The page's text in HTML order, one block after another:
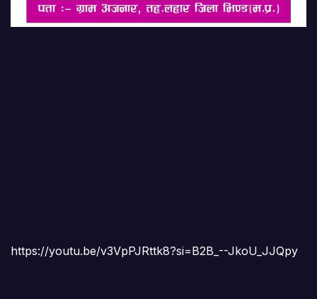
https://youtu.be/v3VpPJRttk8?si=B2B_--JkoU_JJQpy